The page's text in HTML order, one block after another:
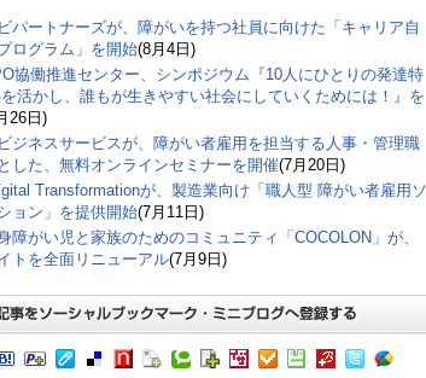
パートナーズが、障がいを持つ社員に向けた「キャリア自
ログラム」を開始(8月4日)
協働推進センター、シンポジウム『10人にひとりの発達特
活かし、誰もが生きやすい社会にしていくためには！』を
26日)
ジネスサービスが、障がい者雇用を担当する人事・管理職
した、無料オンラインセミナーを開催(7月20日)
Transformationが、製造業向け「職人型 障がい者雇用ソ
ョン」を提供開始(7月11日)
障がい児と家族のためのコミュニティ「COCOLON」が、
トを全面リニューアル(7月9日)